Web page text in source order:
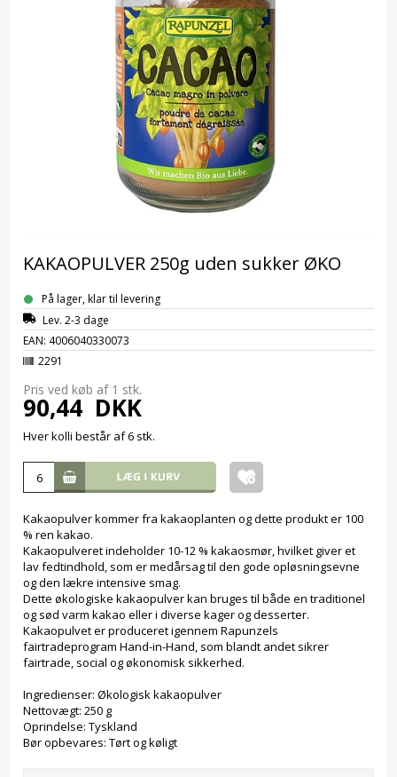
KAKAOPULVER 250g uden sukker ØKO
På lager, klar til levering
Lev. 2-3 dage
EAN: 4006040330073
2291
Pris ved køb af 1 stk.
90,44 DKK
Hver kolli består af 6 stk.
Kakaopulver kommer fra kakaoplanten og dette produkt er 100
% ren kakao.
Kakaopulveret indeholder 10-12 % kakaosmør, hvilket giver et
lav fedtindhold, som er medårsag til den gode opløsningsevne
og den lækre intensive smag.
Dette økologiske kakaopulver kan bruges til både en traditionel
og sød varm kakao eller i diverse kager og desserter.
Kakaopulvet er produceret igennem Rapunzels
fairtradeprogram Hand-in-Hand, som blandt andet sikrer
fairtrade, social og økonomisk sikkerhed.
Ingredienser: Økologisk kakaopulver
Nettovægt: 250 g
Oprindelse: Tyskland
Bør opbevares: Tørt og køligt